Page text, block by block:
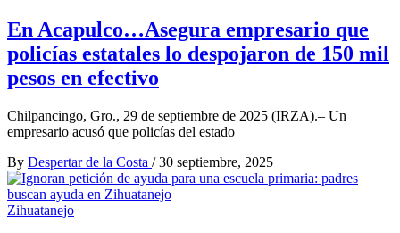
En Acapulco…Asegura empresario que
policías estatales lo despojaron de 150 mil
pesos en efectivo
Chilpancingo, Gro., 29 de septiembre de 2025 (IRZA).– Un
empresario acusó que policías del estado
By Despertar de la Costa / 30 septiembre, 2025
Zihuatanejo